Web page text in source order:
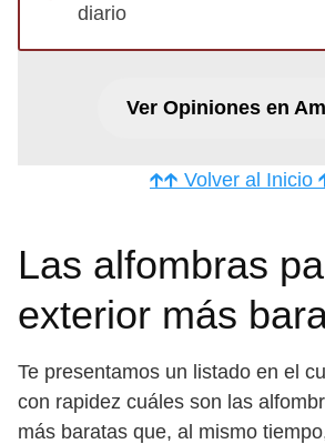
diario
Ver Opiniones en
🡱🡱 Volver al Inicio
Las alfombras
exterior más
Te presentamos un listado en el
con rapidez cuáles son las
más baratas que, al mismo